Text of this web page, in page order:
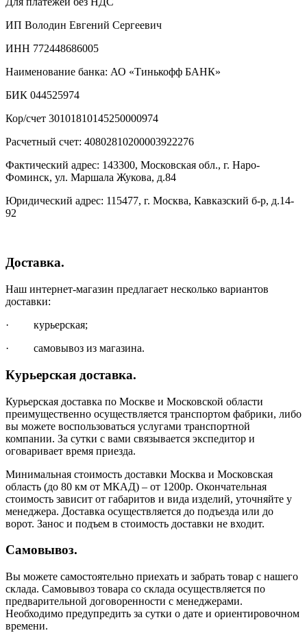
ИП Володин Евгений Сергеевич
ИНН 772448686005
Наименование банка: АО «Тинькофф БАНК»
БИК 044525974
Кор/счет 30101810145250000974
Расчетный счет: 40802810200003922276
Фактический адрес: 143300, Московская обл., г. Наро-
Фоминск, ул. Маршала Жукова, д.84
Юридический адрес: 115477, г. Москва, Кавказский б-р, д.14-
92
Доставка.
Наш интернет-магазин предлагает несколько вариантов
доставки:
· курьерская;
· самовывоз из магазина.
Курьерская доставка.
Курьерская доставка по Москве и Московской области
преимущественно осуществляется транспортом фабрики, либо
вы можете воспользоваться услугами транспортной
компании. За сутки с вами связывается экспедитор и
оговаривает время приезда.
Минимальная стоимость доставки Москва и Московская
область (до 80 км от МКАД) – от 1200р. Окончательная
стоимость зависит от габаритов и вида изделий, уточняйте у
менеджера. Доставка осуществляется до подъезда или до
ворот. Занос и подъем в стоимость доставки не входит.
Самовывоз.
Вы можете самостоятельно приехать и забрать товар с нашего
склада. Самовывоз товара со склада осуществляется по
предварительной договоренности с менеджерами.
Необходимо предупредить за сутки о дате и ориентировочном
времени.